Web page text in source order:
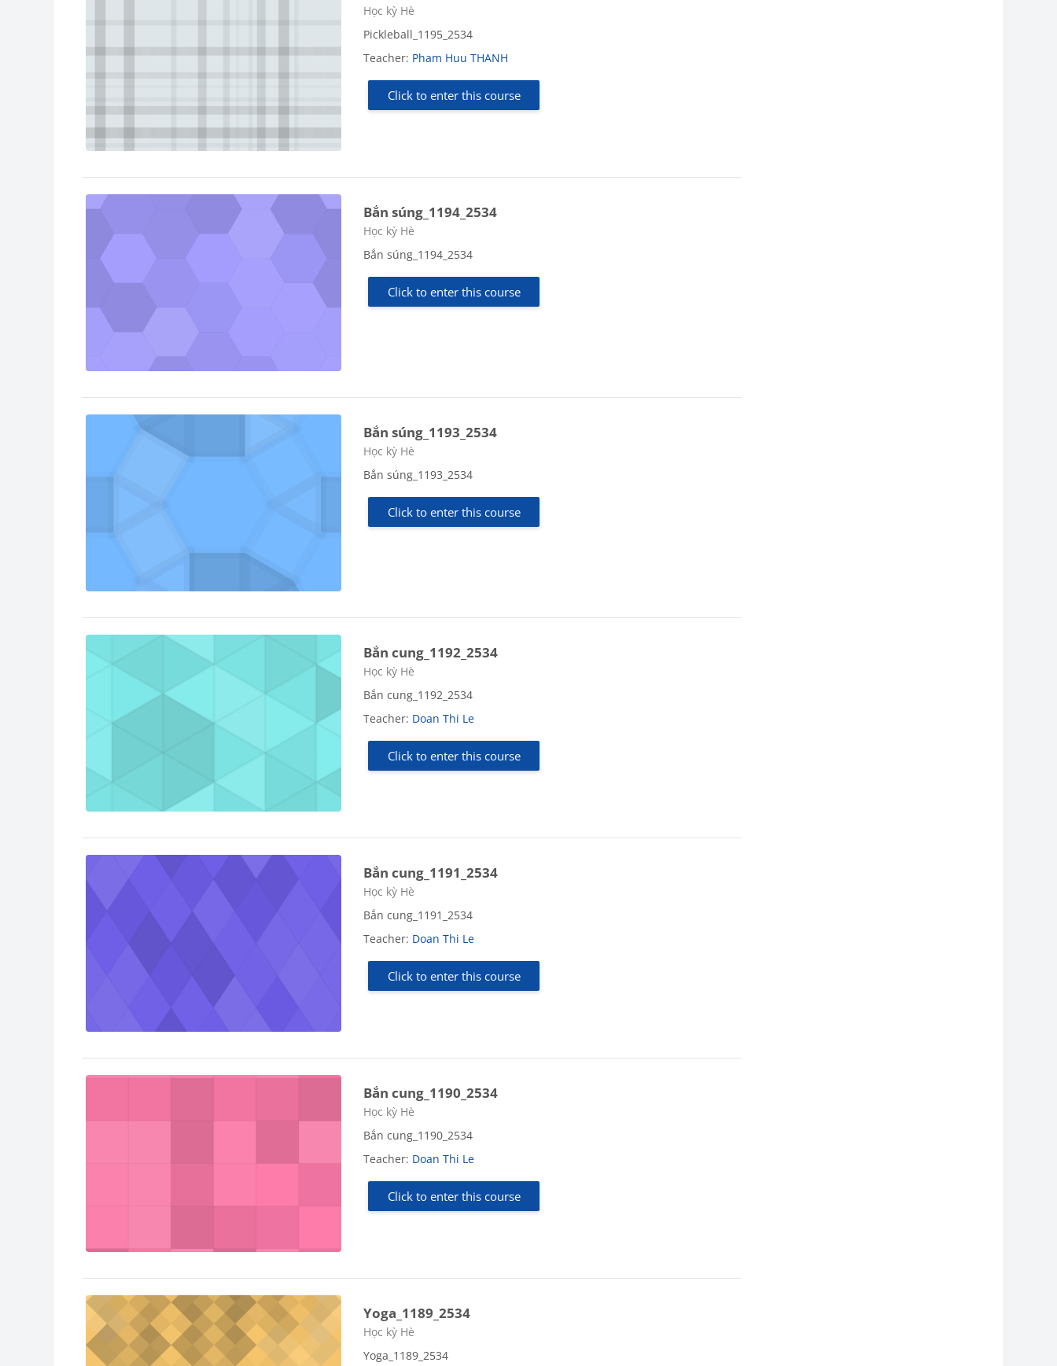
Course category
Học kỳ Hè
Pickleball_1195_2534
Teacher: Pham Huu THANH
Click to enter this course
Bắn súng_1194_2534
Course category
Học kỳ Hè
Bắn súng_1194_2534
Click to enter this course
Bắn súng_1193_2534
Course category
Học kỳ Hè
Bắn súng_1193_2534
Click to enter this course
Bắn cung_1192_2534
Course category
Học kỳ Hè
Bắn cung_1192_2534
Teacher: Doan Thi Le
Click to enter this course
Bắn cung_1191_2534
Course category
Học kỳ Hè
Bắn cung_1191_2534
Teacher: Doan Thi Le
Click to enter this course
Bắn cung_1190_2534
Course category
Học kỳ Hè
Bắn cung_1190_2534
Teacher: Doan Thi Le
Click to enter this course
Yoga_1189_2534
Course category
Học kỳ Hè
Yoga_1189_2534